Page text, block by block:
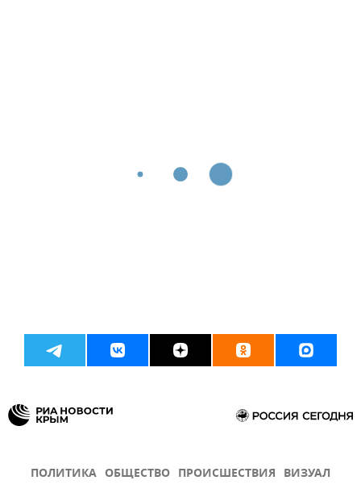
ПОЛИТИКА ОБЩЕСТВО ПРОИСШЕСТВИЯ ВИЗУАЛ